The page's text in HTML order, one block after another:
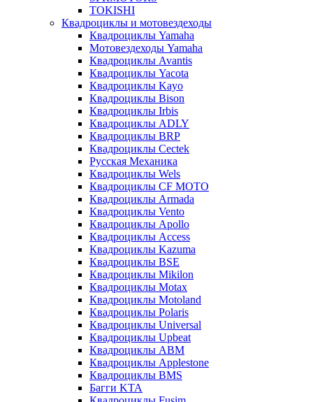
TOKISHI
Квадроциклы и мотовездеходы
Квадроциклы Yamaha
Мотовездеходы Yamaha
Квадроциклы Avantis
Квадроциклы Yacota
Квадроциклы Kayo
Квадроциклы Bison
Квадроциклы Irbis
Квадроциклы ADLY
Квадроциклы BRP
Квадроциклы Cectek
Русская Механика
Квадроциклы Wels
Квадроциклы CF MOTO
Квадроциклы Armada
Квадроциклы Vento
Квадроциклы Apollo
Квадроциклы Access
Квадроциклы Kazuma
Квадроциклы BSE
Квадроциклы Mikilon
Квадроциклы Motax
Квадроциклы Motoland
Квадроциклы Polaris
Квадроциклы Universal
Квадроциклы Upbeat
Квадроциклы ABM
Квадроциклы Applestone
Квадроциклы BMS
Багги KTA